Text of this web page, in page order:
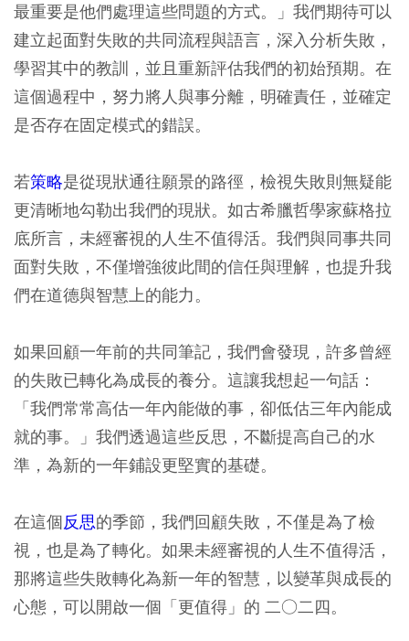
最重要是他們處理這些問題的方式。」我們期待可以
建立起面對失敗的共同流程與語言，深入分析失敗，
學習其中的教訓，並且重新評估我們的初始預期。在
這個過程中，努力將人與事分離，明確責任，並確定
是否存在固定模式的錯誤。
若策略是從現狀通往願景的路徑，檢視失敗則無疑能
更清晰地勾勒出我們的現狀。如古希臘哲學家蘇格拉
底所言，未經審視的人生不值得活。我們與同事共同
面對失敗，不僅增強彼此間的信任與理解，也提升我
們在道德與智慧上的能力。
如果回顧一年前的共同筆記，我們會發現，許多曾經
的失敗已轉化為成長的養分。這讓我想起一句話：
「我們常常高估一年內能做的事，卻低估三年內能成
就的事。」我們透過這些反思，不斷提高自己的水
準，為新的一年鋪設更堅實的基礎。
在這個反思的季節，我們回顧失敗，不僅是為了檢
視，也是為了轉化。如果未經審視的人生不值得活，
那將這些失敗轉化為新一年的智慧，以變革與成長的
心態，可以開啟一個「更值得」的 二○二四。